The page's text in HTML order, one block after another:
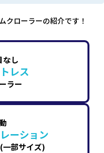
クローラーの紹介です！
なし
レス
ラー
ーション
一部サイズ)